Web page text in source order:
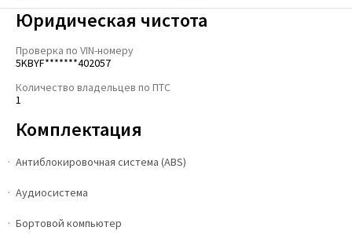
Юридическая чистота
Проверка по VIN-номеру
5KBYF*******402057
Количество владельцев по ПТС
1
Комплектация
Антиблокировочная система (ABS)
Аудиосистема
Бортовой компьютер